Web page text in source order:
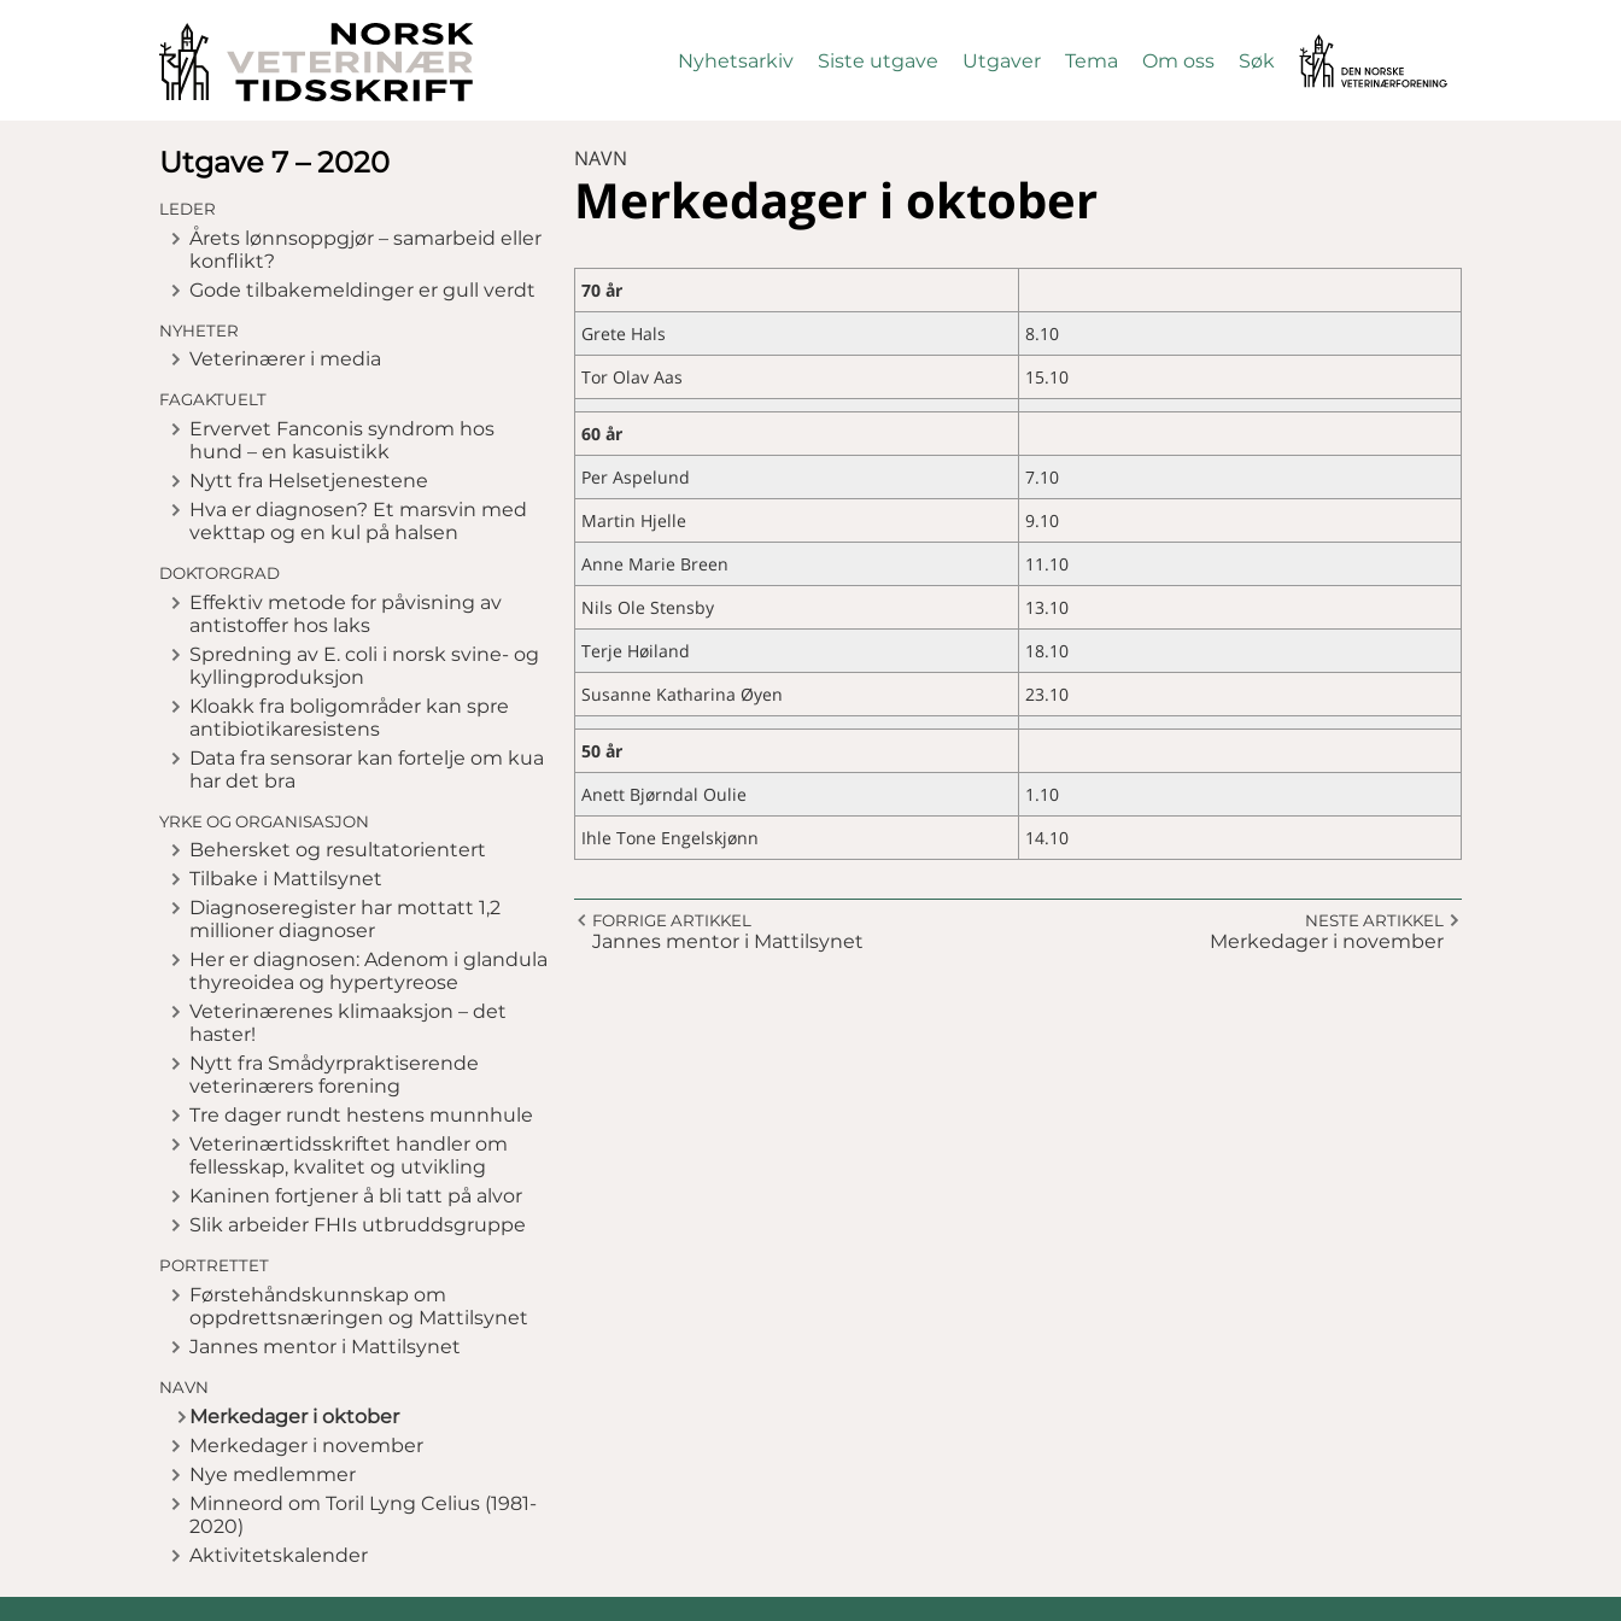
Nyhetsarkiv Siste utgave Utgaver Tema Om oss Søk
Vetnett
Utgave 7 – 2020
LEDER
Årets lønnsoppgjør – samarbeid eller
konflikt?
Gode tilbakemeldinger er gull verdt
NYHETER
Veterinærer i media
FAGAKTUELT
Ervervet Fanconis syndrom hos
hund – en kasuistikk
Nytt fra Helsetjenestene
Hva er diagnosen? Et marsvin med
vekttap og en kul på halsen
DOKTORGRAD
Effektiv metode for påvisning av
antistoffer hos laks
Spredning av E. coli i norsk svine- og
kyllingproduksjon
Kloakk fra boligområder kan spre
antibiotikaresistens
Data fra sensorar kan fortelje om kua
har det bra
YRKE OG ORGANISASJON
Behersket og resultatorientert
Tilbake i Mattilsynet
Diagnoseregister har mottatt 1,2
millioner diagnoser
Her er diagnosen: Adenom i glandula
thyreoidea og hypertyreose
Veterinærenes klimaaksjon – det
haster!
Nytt fra Smådyrpraktiserende
veterinærers forening
Tre dager rundt hestens munnhule
Veterinærtidsskriftet handler om
fellesskap, kvalitet og utvikling
Kaninen fortjener å bli tatt på alvor
Slik arbeider FHIs utbruddsgruppe
PORTRETTET
Førstehåndskunnskap om
oppdrettsnæringen og Mattilsynet
Jannes mentor i Mattilsynet
NAVN
Merkedager i oktober
Merkedager i november
Nye medlemmer
Minneord om Toril Lyng Celius (1981-
2020)
Aktivitetskalender
NAVN
Merkedager i oktober
70 år
Grete Hals
8.10
Tor Olav Aas
15.10
60 år
Per Aspelund
7.10
Martin Hjelle
9.10
Anne Marie Breen
11.10
Nils Ole Stensby
13.10
Terje Høiland
18.10
Susanne Katharina Øyen
23.10
50 år
Anett Bjørndal Oulie
1.10
Ihle Tone Engelskjønn
14.10
FORRIGE ARTIKKEL
Jannes mentor i Mattilsynet
NESTE ARTIKKEL
Merkedager i november